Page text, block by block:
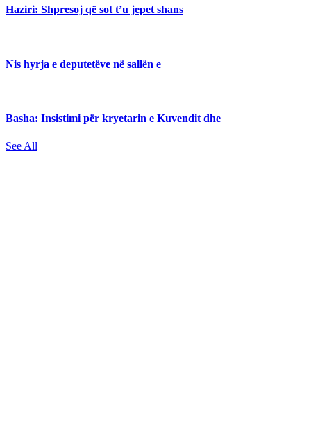
Haziri: Shpresoj që sot t’u jepet shans
Nis hyrja e deputetëve në sallën e
Basha: Insistimi për kryetarin e Kuvendit dhe
See All